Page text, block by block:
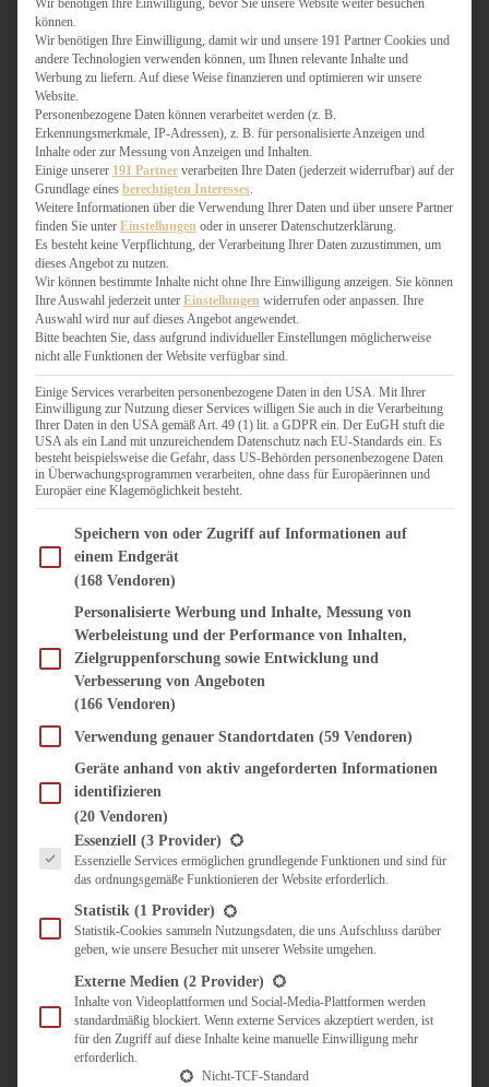
SCHOKOLADIGES
SÜSSES HAUPTGERICHT
TÖRTCHEN
VEGAN SÜSS
WEIHNACHTSBÄCKEREI
HERZHAFT
BURGER & SANDWICHES
FIX AUF DEM TISCH
FLEISCH & FISCH
GRILLEN / BARBECUE
HERZHAFTES BACKEN
ONE-POT-GERICHTE
PASTA & NUDELGERICHTE
PIZZA, TARTES & QUICHES
REIS & RISOTTO
SALATE & SNACKS
SUPPENKASPEREIEN
VORSPEISEN
SÜSS & HERZHAFT
BROTAUFSTRICH
DIPS, SAUCEN, CHUTNEYS
KÜCHENGESCHENKE
UNTERWEGS
KULINARISCH UNTERWEGS
ÜBER MICH
ZUSAMMENARBEIT
können.
Wir benötigen Ihre Einwilligung, damit wir und unsere 191 Partner Cookies und
andere Technologien verwenden können, um Ihnen relevante Inhalte und
Werbung zu liefern. Auf diese Weise finanzieren und optimieren wir unsere
Website.
Personenbezogene Daten können verarbeitet werden (z. B.
Erkennungsmerkmale, IP-Adressen), z. B. für personalisierte Anzeigen und
Inhalte oder zur Messung von Anzeigen und Inhalten.
Einige unserer 191 Partner verarbeiten Ihre Daten (jederzeit widerrufbar) auf der
Grundlage eines berechtigten Interesses
Weitere Informationen über die Verwendung Ihrer Daten und über unsere Partner
finden Sie unter Einstellungen oder in unserer Datenschutzerklärung.
Es besteht keine Verpflichtung, der Verarbeitung Ihrer Daten zuzustimmen, um
dieses Angebot zu nutzen.
Wir können bestimmte Inhalte nicht ohne Ihre Einwilligung anzeigen. Sie können
Ihre Auswahl jederzeit unter Einstellungen widerrufen oder anpassen. Ihre
Auswahl wird nur auf dieses Angebot angewendet.
Bitte beachten Sie, dass aufgrund individueller Einstellungen möglicherweise
nicht alle Funktionen der Website verfügbar sind.
Einige Services verarbeiten personenbezogene Daten in den USA. Mit Ihrer
Einwilligung zur Nutzung dieser Services willigen Sie auch in die Verarbeitung
Ihrer Daten in den USA gemäß Art. 49 (1) lit. a GDPR ein. Der EuGH stuft die
USA als ein Land mit unzureichendem Datenschutz nach EU-Standards ein. Es
besteht beispielsweise die Gefahr, dass US-Behörden personenbezogene Daten
in Überwachungsprogrammen verarbeiten, ohne dass für Europäerinnen und
Europäer eine Klagemöglichkeit besteht.
Im Folgenden finden Sie eine Liste der Zwecke des IAB Transparency and Consent
Speichern von oder Zugriff auf Informationen auf
einem Endgerät
(168 Vendoren)
Personalisierte Werbung und Inhalte, Messung von
Werbeleistung und der Performance von Inhalten,
Zielgruppenforschung sowie Entwicklung und
Verbesserung von Angeboten
(166 Vendoren)
Verwendung genauer Standortdaten (59 Vendoren)
Geräte anhand von aktiv angeforderten Informationen
identifizieren
(20 Vendoren)
Es folgt eine Liste der Service-Gruppen, für die eine Einwilligung erteilt werden
Essenziell (3 Provider)
Essenzielle Services ermöglichen grundlegende Funktionen und sind für
das ordnungsgemäße Funktionieren der Website erforderlich.
Statistik (1 Provider)
Statistik-Cookies sammeln Nutzungsdaten, die uns Aufschluss darüber
geben, wie unsere Besucher mit unserer Website umgehen.
Externe Medien (2 Provider)
Inhalte von Videoplattformen und Social-Media-Plattformen werden
standardmäßig blockiert. Wenn externe Services akzeptiert werden, ist
für den Zugriff auf diese Inhalte keine manuelle Einwilligung mehr
erforderlich.
Nicht-TCF-Standard